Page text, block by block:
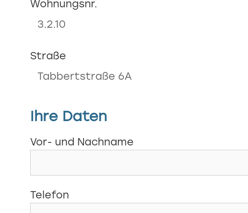
Wohnungsnr.
Straße
Ihre Daten
Vor- und Nachname
Telefon